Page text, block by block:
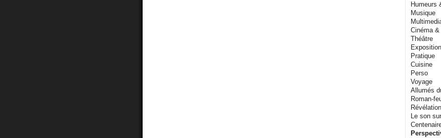
Humeurs
Musique
Cinéma &
Théâtre
Pratique
Cuisine
Perso
Voyage
Allumés
Roman-
Le son